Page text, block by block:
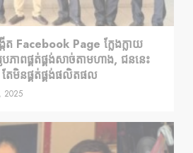
ើត Facebook Page ក្លែងក្លាយ
ភាពផ្គត់ផ្គង់សាច់តាមហាង, ជននេះ
ែមិនផ្គត់ផ្គង់ផលិតផល
2025